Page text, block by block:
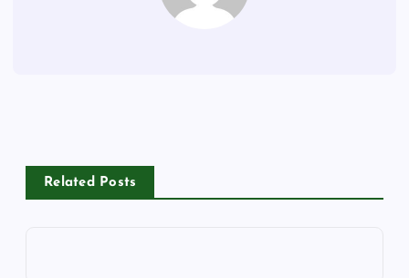
Related Posts